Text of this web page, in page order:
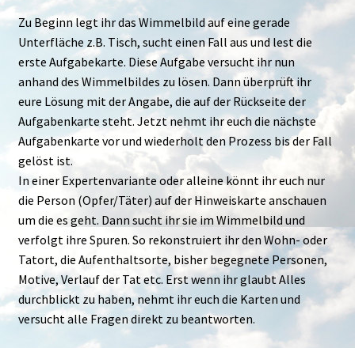
Zu Beginn legt ihr das Wimmelbild auf eine gerade
Unterfläche z.B. Tisch, sucht einen Fall aus und lest die
erste Aufgabekarte. Diese Aufgabe versucht ihr nun
anhand des Wimmelbildes zu lösen. Dann überprüft ihr
eure Lösung mit der Angabe, die auf der Rückseite der
Aufgabenkarte steht. Jetzt nehmt ihr euch die nächste
Aufgabenkarte vor und wiederholt den Prozess bis der Fall
gelöst ist.
In einer Expertenvariante oder alleine könnt ihr euch nur
die Person (Opfer/Täter) auf der Hinweiskarte anschauen
um die es geht. Dann sucht ihr sie im Wimmelbild und
verfolgt ihre Spuren. So rekonstruiert ihr den Wohn- oder
Tatort, die Aufenthaltsorte, bisher begegnete Personen,
Motive, Verlauf der Tat etc. Erst wenn ihr glaubt Alles
durchblickt zu haben, nehmt ihr euch die Karten und
versucht alle Fragen direkt zu beantworten.